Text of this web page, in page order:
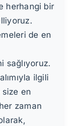
herhangi bir
de en
sağlıyoruz.
ilgili
size en
zaman